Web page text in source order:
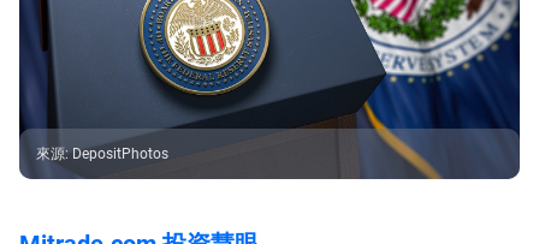
來源:DepositPhotos